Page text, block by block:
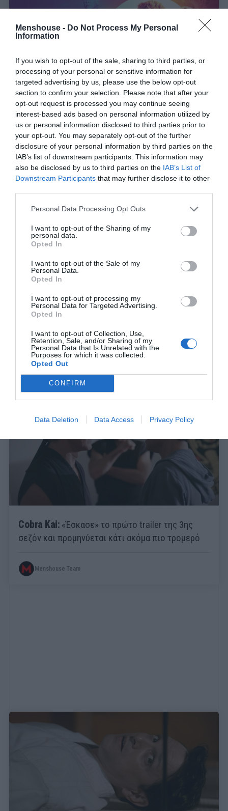
Menshouse - Do Not Process My Personal
Information
If you wish to opt-out of the sale, sharing to third parties, or
processing of your personal or sensitive information for
targeted advertising by us, please use the below opt-out
section to confirm your selection. Please note that after your
opt-out request is processed you may continue seeing
interest-based ads based on personal information utilized by
us or personal information disclosed to third parties prior to
your opt-out. You may separately opt-out of the further
disclosure of your personal information by third parties on the
IAB’s list of downstream participants. This information may
also be disclosed by us to third parties on the IAB’s List of
Downstream Participants that may further disclose it to other
Personal Data Processing Opt Outs
I want to opt-out of the Sharing of my
personal data.
Opted In
I want to opt-out of the Sale of my
Personal Data.
Opted In
I want to opt-out of processing my
Personal Data for Targeted Advertising.
Opted In
I want to opt-out of Collection, Use,
Retention, Sale, and/or Sharing of my
Personal Data that Is Unrelated with the
Purposes for which it was collected.
Opted Out
CONFIRM
Data Deletion Data Access Privacy Policy
Cobra Kai:Το Netflix μας «ξέρανε» με το trailer
για την 4η σεζόν
Menshouse Team
καλύτερη, η τρίτη σεζόν σε απογειώνει
Cobra Kai: «Έσκασε» το πρώτο trailer της 3ης
σεζόν και προμηνύεται κάτι ακόμα πιο τρομερό
Menshouse Team